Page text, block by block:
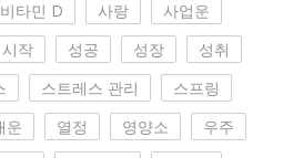
비타민 D 사랑
사업운
작 성공 성장
성취
스트레스 관리
스프링
운 열정 영양소
우주